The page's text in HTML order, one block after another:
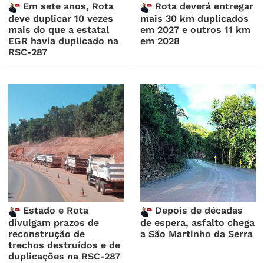
Em sete anos, Rota
deve duplicar 10 vezes
mais do que a estatal
EGR havia duplicado na
RSC-287
Rota deverá entregar
mais 30 km duplicados
em 2027 e outros 11 km
em 2028
Estado e Rota
divulgam prazos de
reconstrução de
trechos destruídos e de
duplicações na RSC-287
Depois de décadas
de espera, asfalto chega
a São Martinho da Serra